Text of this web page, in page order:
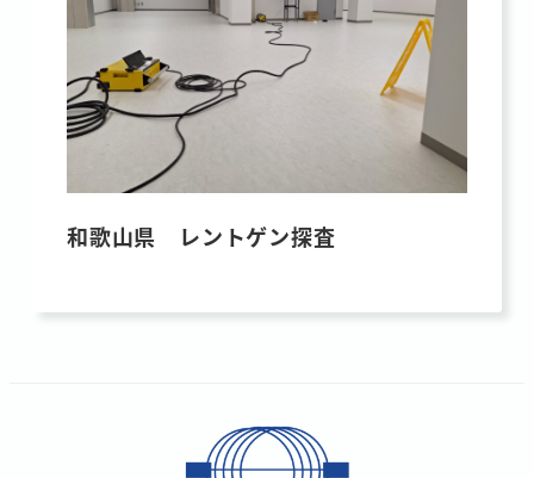
和歌山県 レントゲン探査